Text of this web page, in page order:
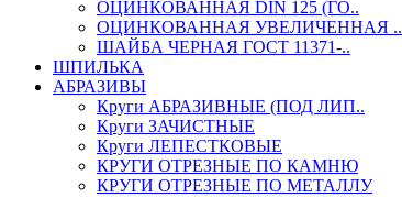
ОЦИНКОВАННАЯ DIN 125 (ГО..
ОЦИНКОВАННАЯ УВЕЛИЧЕННАЯ ..
ШАЙБА ЧЕРНАЯ ГОСТ 11371-..
ШПИЛЬКА
АБРАЗИВЫ
Круги АБРАЗИВНЫЕ (ПОД ЛИП..
Круги ЗАЧИСТНЫЕ
Круги ЛЕПЕСТКОВЫЕ
КРУГИ ОТРЕЗНЫЕ ПО КАМНЮ
КРУГИ ОТРЕЗНЫЕ ПО МЕТАЛЛУ